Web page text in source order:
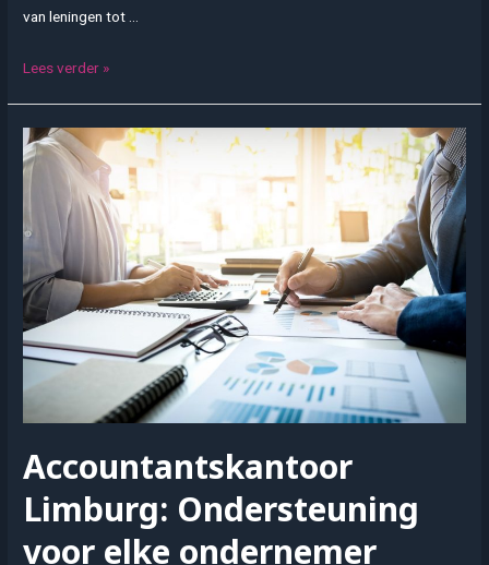
van leningen tot …
Belangrijke
de
keuze
zakelijke
financiering
bepalen
Lees verder »
Accountantskantoor
Limburg: Ondersteuning
voor elke ondernemer